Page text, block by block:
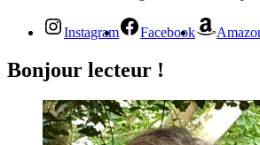
Instagram Facebook
Bonjour lecteur !